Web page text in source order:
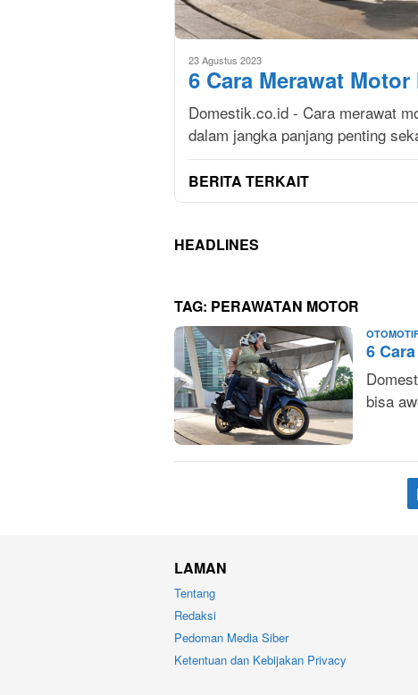
23 Agustus 2023
6 Cara Merawat
Domestik.co.id - Cara merawat
dalam jangka panjang penting
BERITA TERKAIT
HEADLINES
TAG: PERAWATAN MOTOR
6
bisa
LAMAN
Tentang
Redaksi
Pedoman Media Siber
Ketentuan dan Kebijakan Privacy